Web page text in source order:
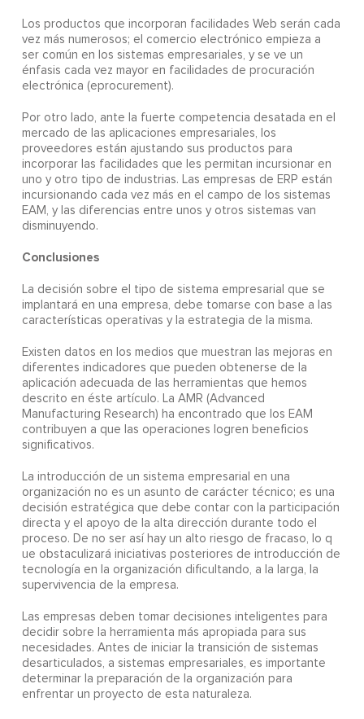
Los productos que incorporan facilidades Web serán cada
vez más numerosos; el comercio electrónico empieza a
ser común en los sistemas empresariales, y se ve un
énfasis cada vez mayor en facilidades de procuración
electrónica (eprocurement).
Por otro lado, ante la fuerte competencia desatada en el
mercado de las aplicaciones empresariales, los
proveedores están ajustando sus productos para
incorporar las facilidades que les permitan incursionar en
uno y otro tipo de industrias. Las empresas de ERP están
incursionando cada vez más en el campo de los sistemas
EAM, y las diferencias entre unos y otros sistemas van
disminuyendo.
Conclusiones
La decisión sobre el tipo de sistema empresarial que se
implantará en una empresa, debe tomarse con base a las
características operativas y la estrategia de la misma.
Existen datos en los medios que muestran las mejoras en
diferentes indicadores que pueden obtenerse de la
aplicación adecuada de las herramientas que hemos
descrito en éste artículo. La AMR (Advanced
Manufacturing Research) ha encontrado que los EAM
contribuyen a que las operaciones logren beneficios
significativos.
La introducción de un sistema empresarial en una
organización no es un asunto de carácter técnico; es una
decisión estratégica que debe contar con la participación
directa y el apoyo de la alta dirección durante todo el
proceso. De no ser así hay un alto riesgo de fracaso, lo q
ue obstaculizará iniciativas posteriores de introducción de
tecnología en la organización dificultando, a la larga, la
supervivencia de la empresa.
Las empresas deben tomar decisiones inteligentes para
decidir sobre la herramienta más apropiada para sus
necesidades. Antes de iniciar la transición de sistemas
desarticulados, a sistemas empresariales, es importante
determinar la preparación de la organización para
enfrentar un proyecto de esta naturaleza.